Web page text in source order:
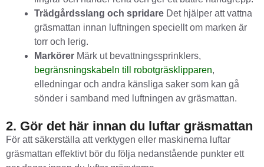
Trädgårdsslang och spridare Det hjälper att vattna
gräsmattan innan luftningen speciellt om marken är
torr och lerig.
Markörer Märk ut bevattningssprinklers,
begränsningskabeln till robotgräsklipparen,
elledningar och andra känsliga saker som kan gå
sönder i samband med luftningen av gräsmattan.
2. Gör det här innan du luftar gräsmattan
För att säkerställa att verktygen eller maskinerna luftar
gräsmattan effektivt bör du följa nedanstående punkter ett